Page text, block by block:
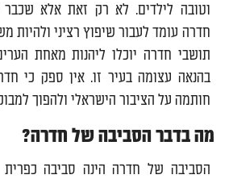
וטובה לילדים. לא רק זאת אלא שכבר
חדרה עומד לעבור שיפוץ רציני ולהיות
תושבי חדרה יוכלו ליהנות מאחת
בהנאה עצומה בעיר זו. אין ספק כי
חותמה על הציבור הישראלי ולהפוך
מה בדבר הסביבה של חדרה?
הסביבה של חדרה הינה סביבה כפרית